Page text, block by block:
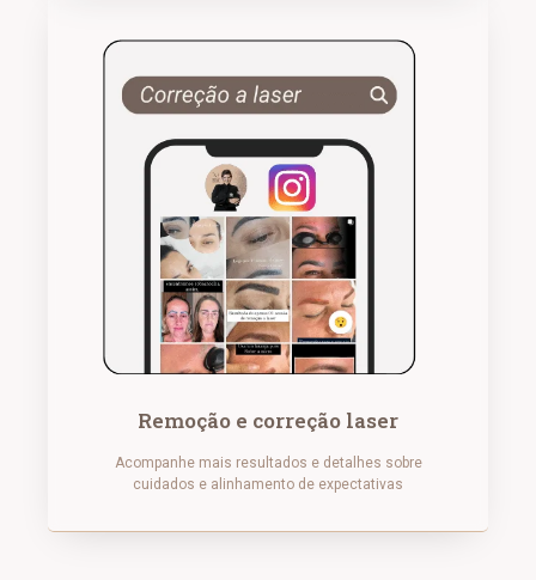
Remoção e correção laser
Acompanhe mais resultados e detalhes sobre
cuidados e alinhamento de expectativas